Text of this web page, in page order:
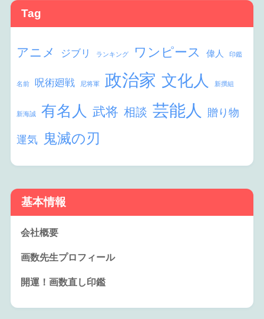
Tag
アニメ ジブリ ランキング ワンピース 偉人 印鑑
名前 呪術廻戦 尼将軍 政治家 文化人 新撰組
新海誠 有名人 武将 相談 芸能人 贈り物
運気 鬼滅の刃
基本情報
会社概要
画数先生プロフィール
開運！画数直し印鑑